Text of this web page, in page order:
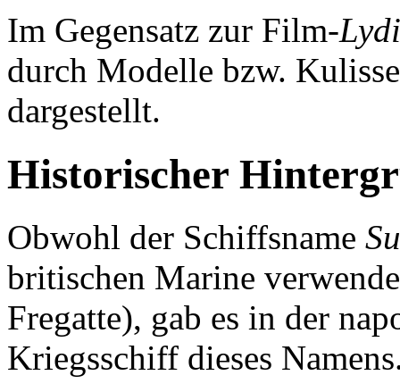
Im Gegensatz zur Film-
durch Modelle bzw.
dargestellt.
Historischer
Obwohl der Schiffsname
britischen Marine
Fregatte), gab es in der
Kriegsschiff dieses